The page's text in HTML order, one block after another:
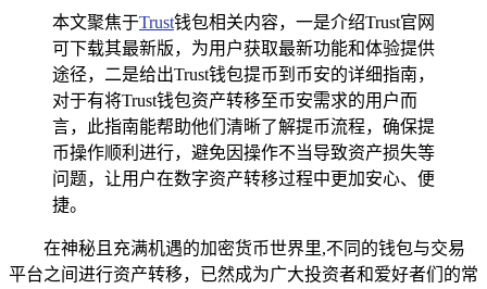
本文聚焦于Trust钱包相关内容，一是介绍Trust官网
可下载其最新版，为用户获取最新功能和体验提供
途径，二是给出Trust钱包提币到币安的详细指南，
对于有将Trust钱包资产转移至币安需求的用户而
言，此指南能帮助他们清晰了解提币流程，确保提
币操作顺利进行，避免因操作不当导致资产损失等
问题，让用户在数字资产转移过程中更加安心、便
捷。
在神秘且充满机遇的加密货币世界里,不同的钱包与交易
平台之间进行资产转移，已然成为广大投资者和爱好者们的常